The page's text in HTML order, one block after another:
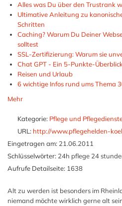
Alles was Du über den Trustrank
Ultimative Anleitung zu
Schritten
Caching? Warum Du Deiner
solltest
SSL-Zertifizierung: Warum sie
Chat GPT - Ein 5-Punkte-
Reisen und Urlaub
6 wichtige Infos rund ums Thema
Mehr
Kategorie: Pflege und
URL: http://www.pflegehelden-
Eingetragen am: 21.06.2011
Schlüsselwörter: 24h pflege 24
Aufrufe Detailseite: 1638
Alt zu werden ist besonders im
niemand möchte wirklich gerne alt